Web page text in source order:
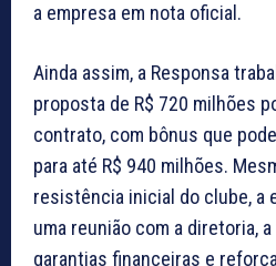
a empresa em nota oficial.
Ainda assim, a Responsa
proposta de R$ 720 milhões
contrato, com bônus que
para até R$ 940 milhões.
resistência inicial do clube, a
uma reunião com a diretoria,
garantias financeiras e